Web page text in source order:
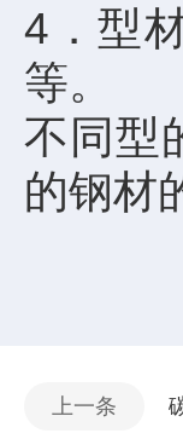
4．型
等。
不同型
的钢材
上一条